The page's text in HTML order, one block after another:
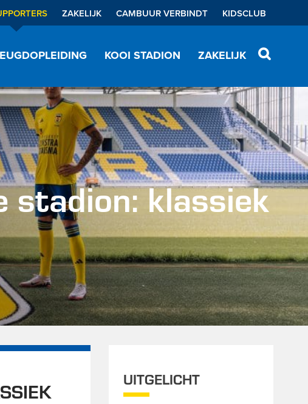
ZAKELIJK CAMBUUR VERBINDT KIDSCLUB
KOOI STADION ZAKELIJK
stadion: klassiek
UITGELICHT